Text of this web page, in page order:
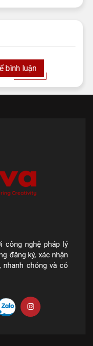
bình luận
công nghệ pháp lý
đăng ký, xác nhận
chóng và có